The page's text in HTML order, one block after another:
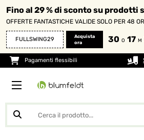
Fino al 29 % di sconto su prodotti
OFFERTE FANTASTICHE VALIDE SOLO PER 48
FULLSWING29
Acquista
ora
30 O 17 M
Pagamenti flessibili